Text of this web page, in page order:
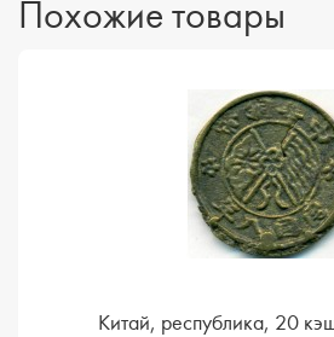
Похожие товары
Китай, республика, 20